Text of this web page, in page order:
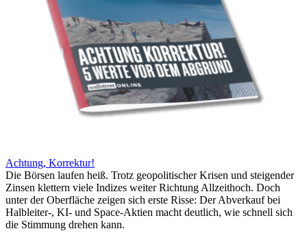
Achtung, Korrektur!
Die Börsen laufen heiß. Trotz geopolitischer Krisen und steigender
Zinsen klettern viele Indizes weiter Richtung Allzeithoch. Doch
unter der Oberfläche zeigen sich erste Risse: Der Abverkauf bei
Halbleiter-, KI- und Space-Aktien macht deutlich, wie schnell sich
die Stimmung drehen kann.